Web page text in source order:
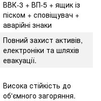
ВВК-3 + ВП-5 + ящик із
піском + сповіщувач +
аварійні знаки
Повний захист активів,
електроніки та шляхів
евакуації.
Висока стійкість до
об'ємного загоряння.